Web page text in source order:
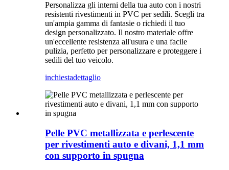
Personalizza gli interni della tua auto con i nostri
resistenti rivestimenti in PVC per sedili. Scegli tra
un'ampia gamma di fantasie o richiedi il tuo
design personalizzato. Il nostro materiale offre
un'eccellente resistenza all'usura e una facile
pulizia, perfetto per personalizzare e proteggere i
sedili del tuo veicolo.
inchiestadettaglio
Pelle PVC metallizzata e perlescente
per rivestimenti auto e divani, 1,1 mm
con supporto in spugna